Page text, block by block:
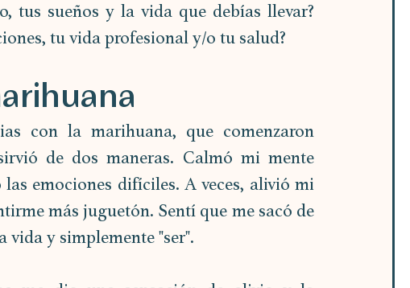
tus sueños y la vida que debías llevar?
tu vida profesional y/o tu salud?
con la marihuana, que comenzaron
de dos maneras. Calmó mi mente
emociones difíciles. A veces, alivió mi
más juguetón. Sentí que me sacó de
y simplemente "ser".